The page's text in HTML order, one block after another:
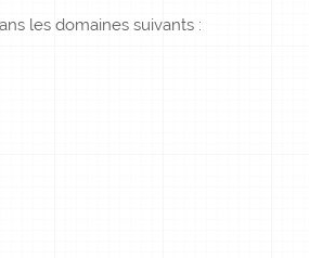
les domaines suivants :